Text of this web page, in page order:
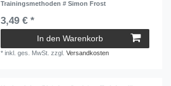
Trainingsmethoden # Simon Frost
3,49 € *
In den Warenkorb
*inkl. ges. MwSt. zzgl.Versandkosten